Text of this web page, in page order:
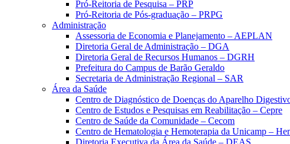
Pró-Reitoria de Pesquisa – PRP
Pró-Reitoria de Pós-graduação – PRPG
Administração
Assessoria de Economia e Planejamento – AEPLAN
Diretoria Geral de Administração – DGA
Diretoria Geral de Recursos Humanos – DGRH
Prefeitura do Campus de Barão Geraldo
Secretaria de Administração Regional – SAR
Área da Saúde
Centro de Diagnóstico de Doenças do Aparelho
Centro de Estudos e Pesquisas em Reabilitação – Cepre
Centro de Saúde da Comunidade – Cecom
Centro de Hematologia e Hemoterapia da Unicamp –
Diretoria Executiva da Área da Saúde – DEAS